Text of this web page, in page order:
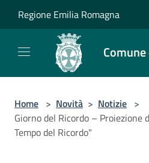
Regione Emilia Romagna
Home > Novità > Notizie >
Giorno del Ricordo – Proiezione
Tempo del Ricordo"